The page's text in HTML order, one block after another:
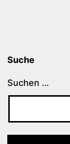
Suche
Suchen …